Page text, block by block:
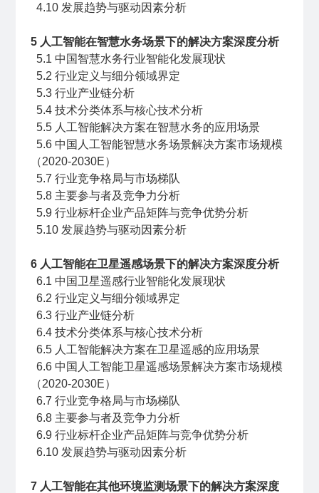
4.10 发展趋势与驱动因素分析
5 人工智能在智慧水务场景下的解决方案深度分析
5.1 中国智慧水务行业智能化发展现状
5.2 行业定义与细分领域界定
5.3 行业产业链分析
5.4 技术分类体系与核心技术分析
5.5 人工智能解决方案在智慧水务的应用场景
5.6 中国人工智能智慧水务场景解决方案市场规模
（2020-2030E）
5.7 行业竞争格局与市场梯队
5.8 主要参与者及竞争力分析
5.9 行业标杆企业产品矩阵与竞争优势分析
5.10 发展趋势与驱动因素分析
6 人工智能在卫星遥感场景下的解决方案深度分析
6.1 中国卫星遥感行业智能化发展现状
6.2 行业定义与细分领域界定
6.3 行业产业链分析
6.4 技术分类体系与核心技术分析
6.5 人工智能解决方案在卫星遥感的应用场景
6.6 中国人工智能卫星遥感场景解决方案市场规模
（2020-2030E）
6.7 行业竞争格局与市场梯队
6.8 主要参与者及竞争力分析
6.9 行业标杆企业产品矩阵与竞争优势分析
6.10 发展趋势与驱动因素分析
7 人工智能在其他环境监测场景下的解决方案深度